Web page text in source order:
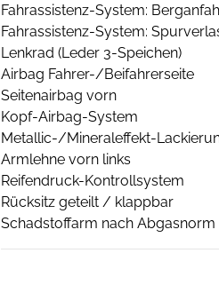
Fahrassistenz-System:
Fahrassistenz-System:
Lenkrad (Leder 3-Speichen)
Airbag Fahrer-/Beifahrerseite
Seitenairbag vorn
Kopf-Airbag-System
Metallic-/Mineraleffekt-
Armlehne vorn links
Reifendruck-Kontrollsystem
Rücksitz geteilt / klappbar
Schadstoffarm nach Abgasnorm